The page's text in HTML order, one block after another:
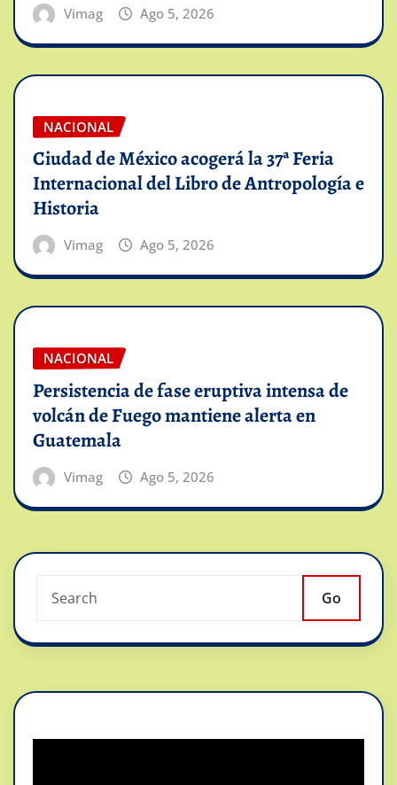
Vimag Ago 5, 2026
NACIONAL
Ciudad de México acogerá la 37ª Feria
Internacional del Libro de Antropología e
Historia
Vimag Ago 5, 2026
NACIONAL
Persistencia de fase eruptiva intensa de
volcán de Fuego mantiene alerta en
Guatemala
Vimag Ago 5, 2026
Go